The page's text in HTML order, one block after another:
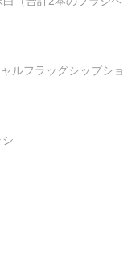
ルフラッグシップショ